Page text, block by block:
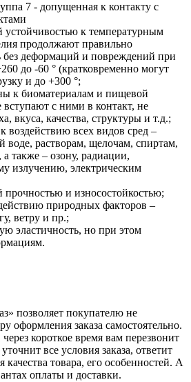
7 - допущенная к контакту с
устойчивостью к температурным
продолжают правильно
деформаций и повреждений при
до -60 ° (кратковременно могут
и до +300 °;
к биоматериалам и пищевой
вступают с ними в контакт, не
вкуса, качества, структуры и т.д.;
воздействию всех видов сред –
воде, растворам, щелочам, спиртам,
также – озону, радиации,
излучению, электрическим
прочностью и износостойкостью;
природных факторов –
ветру и пр.;
эластичность, но при этом
позволяет покупателю не
оформления заказа самостоятельно.
короткое время вам перезвонит
все условия заказа, ответит
товара, его особенностей. А
оплаты и доставки.